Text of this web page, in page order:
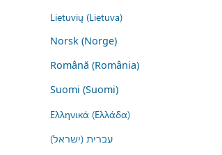
Lietuvių (Lietuva)
Norsk (Norge)
Română (România)
Suomi (Suomi)
Ελληνικά (Ελλάδα)
עברית (ישראל)